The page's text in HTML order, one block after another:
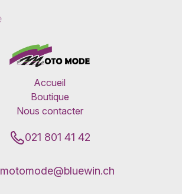
Accueil
Boutique
Nous contacter
021 801 41 42
motomode@bluewin.ch